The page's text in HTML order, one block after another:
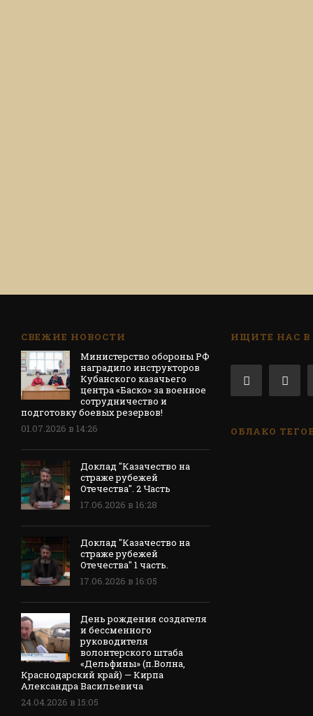
СВЕЖИЕ НОВОСТИ
Министерство обороны РФ
наградило инструкторов
Кубанского казачьего
центра «Баско» за военное
сотрудничество и
подготовку боевых резервов!
01.07.2026 в 14:26
Доклад "Казачество на
страже рубежей
Отечества". 2 Часть
17.06.2026 в 16:28
Доклад "Казачество на
страже рубежей
Отечества" 1 часть.
17.06.2026 в 16:05
День рождения создателя
и бессменного
руководителя
волонтерского штаба
«Дельфины» (п.Волна,
Краснодарский край) — Кирпа
Александра Васильевича
24.04.2026 в 15:05
ИЩИТЕ НАС В
ОБЛАКО